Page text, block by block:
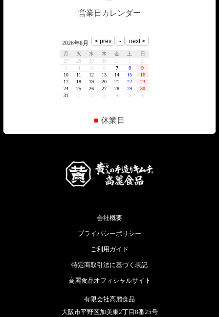
営業日カレンダー
■ 休業日
会社概要
プライバシーポリシー
ご利用ガイド
特定商取引法に基づく表記
高麗食品オフィシャルサイト
有限会社高麗食品
大阪市平野区加美東2丁目8番25号